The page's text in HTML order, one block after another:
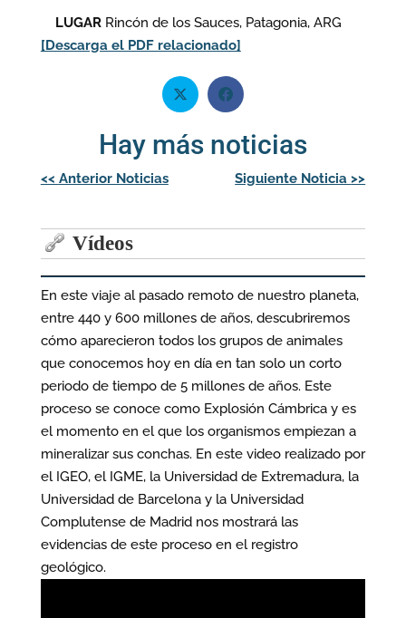
LUGARRincón de los Sauces, Patagonia, ARG
[Descarga el PDF relacionado]
Hay más noticias
Navegación
de
<< Anterior Noticias Siguiente Noticia >>
Vídeos
En este viaje al pasado remoto de nuestro planeta,
entre 440 y 600 millones de años, descubriremos
cómo aparecieron todos los grupos de animales
que conocemos hoy en día en tan solo un corto
periodo de tiempo de 5 millones de años. Este
proceso se conoce como Explosión Cámbrica y es
el momento en el que los organismos empiezan a
mineralizar sus conchas. En este video realizado por
el IGEO, el IGME, la Universidad de Extremadura, la
Universidad de Barcelona y la Universidad
Complutense de Madrid nos mostrará las
evidencias de este proceso en el registro
geológico.